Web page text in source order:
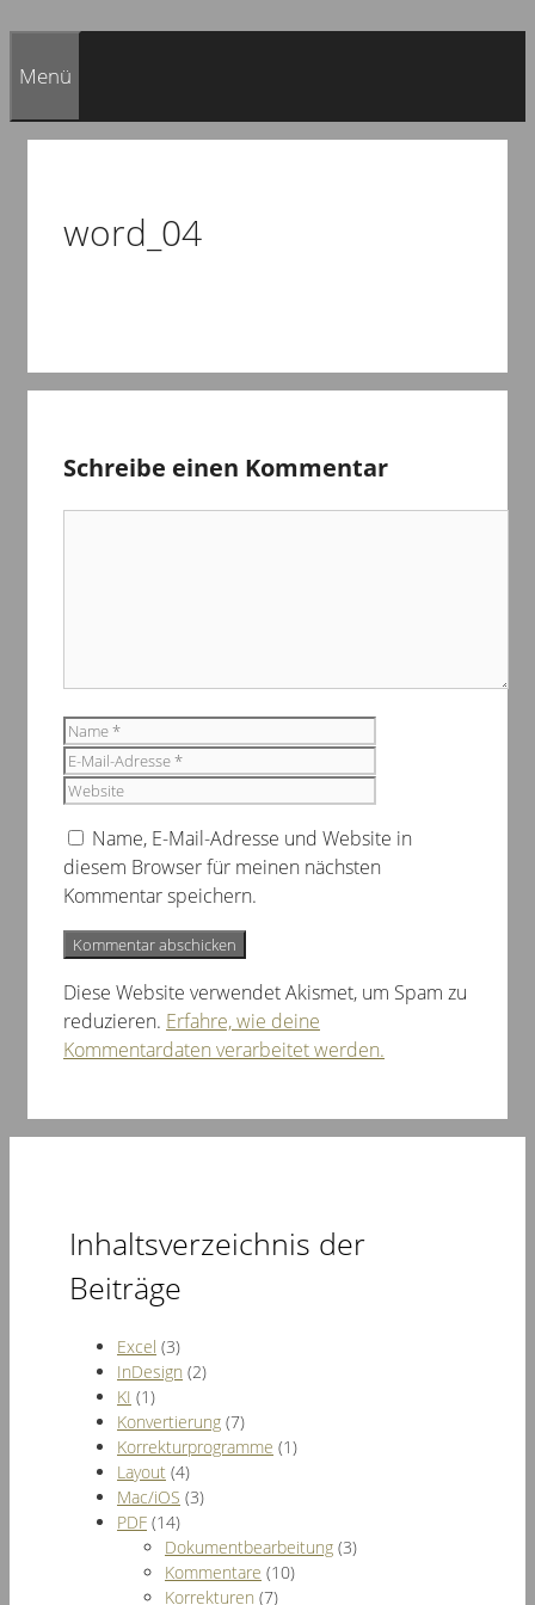
Menü
word_04
Schreibe einen Kommentar
Name
Adresse
Name, E-Mail-Adresse und Website in
diesem Browser für meinen nächsten
Kommentar speichern.
Diese Website verwendet Akismet, um Spam zu
reduzieren. Erfahre, wie deine
Kommentardaten verarbeitet werden.
Inhaltsverzeichnis der
Beiträge
Excel (3)
InDesign (2)
KI (1)
Konvertierung (7)
Korrekturprogramme (1)
Layout (4)
Mac/iOS (3)
PDF (14)
Dokumentbearbeitung (3)
Kommentare (10)
Korrekturen (7)